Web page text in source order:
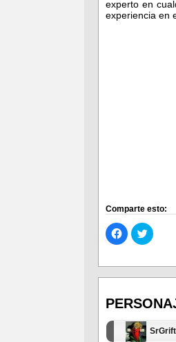
experto en
experiencia en
Comparte esto:
Haz
clic
para
en
(Se
en
una
nueva)
Haz
clic
en
(Se
en
una
nueva)